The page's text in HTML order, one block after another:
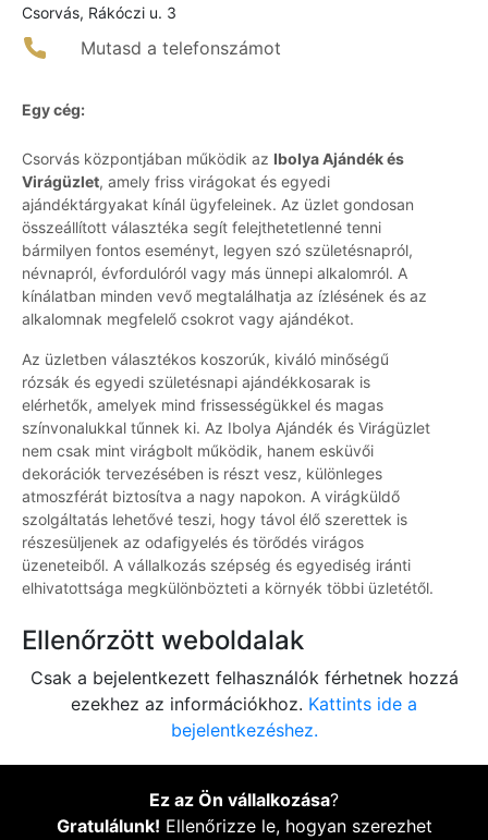
Csorvás, Rákóczi u. 3
Mutasd a telefonszámot
Egy cég:
Csorvás központjában működik az Ibolya Ajándék és
Virágüzlet, amely friss virágokat és egyedi
ajándéktárgyakat kínál ügyfeleinek. Az üzlet gondosan
összeállított választéka segít felejthetetlenné tenni
bármilyen fontos eseményt, legyen szó születésnapról,
névnapról, évfordulóról vagy más ünnepi alkalomról. A
kínálatban minden vevő megtalálhatja az ízlésének és az
alkalomnak megfelelő csokrot vagy ajándékot.
Az üzletben választékos koszorúk, kiváló minőségű
rózsák és egyedi születésnapi ajándékkosarak is
elérhetők, amelyek mind frissességükkel és magas
színvonalukkal tűnnek ki. Az Ibolya Ajándék és Virágüzlet
nem csak mint virágbolt működik, hanem esküvői
dekorációk tervezésében is részt vesz, különleges
atmoszférát biztosítva a nagy napokon. A virágküldő
szolgáltatás lehetővé teszi, hogy távol élő szerettek is
részesüljenek az odafigyelés és törődés virágos
üzeneteiből. A vállalkozás szépség és egyediség iránti
elhivatottsága megkülönbözteti a környék többi üzletétől.
Ellenőrzött weboldalak
Csak a bejelentkezett felhasználók férhetnek hozzá
ezekhez az információkhoz. Kattints ide a
bejelentkezéshez.
Ez az Ön vállalkozása?
Gratulálunk! Ellenőrizze le, hogyan szerezhet